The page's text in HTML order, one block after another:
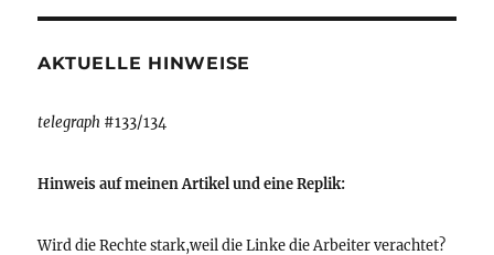
AKTUELLE HINWEISE
telegraph #133/134
Hinweis auf meinen Artikel und eine Replik:
Wird die Rechte stark,weil die Linke die Arbeiter verachtet?